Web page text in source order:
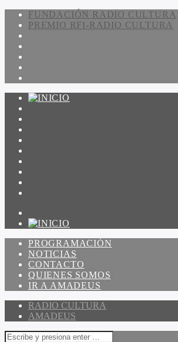
FUNDACIÓN RADIO CULTURA
PREMIO RFI-RADIO CULTURA
PROGRAMACIÓN
NOTICIAS
CONTACTO
QUIENES SOMOS
IR A AMADEUS
RADIO CULTURA
AMADEUS